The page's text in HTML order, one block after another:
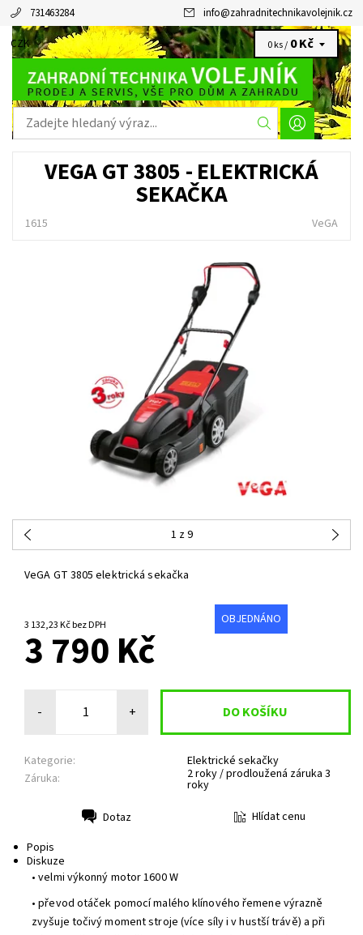
731463284 info@zahradnitechnikavolejnik.cz
CZK 0 ks / 0 Kč
VEGA GT 3805 - ELEKTRICKÁ
SEKAČKA
1615 VeGA
1 z 9
VeGA GT 3805 elektrická sekačka
3 132,23 Kč bez DPH OBJEDNÁNO
3 790 Kč
- +
Kategorie:
Elektrické sekačky
Záruka:
2 roky / prodloužená záruka 3
roky
Dotaz
Hlídat cenu
Popis
Diskuze
• velmi výkonný motor 1600 W
• převod otáček pomocí malého klínového řemene výrazně
zvyšuje točivý moment stroje (více síly i v hustší trávě) a při